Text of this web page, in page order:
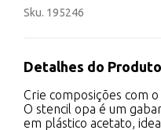
Sku. 195246
Detalhes do Produto
Crie composições com
O stencil opa é um
em plástico acetato,